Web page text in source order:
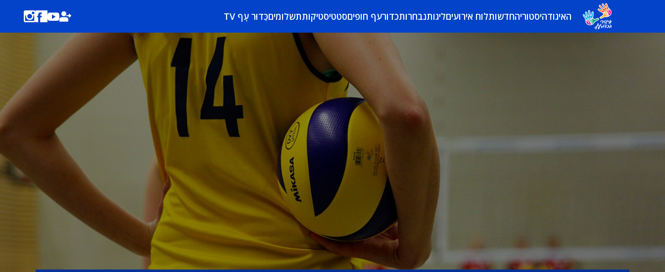
האיגודהיסטוריהחדשותלוח אירועיםליגותנבחרותכדורעף חופיםסטטיסטיקותתשלומיםכַּדוּר עָף TV